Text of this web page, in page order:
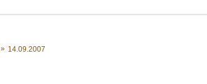
» 14.09.2007